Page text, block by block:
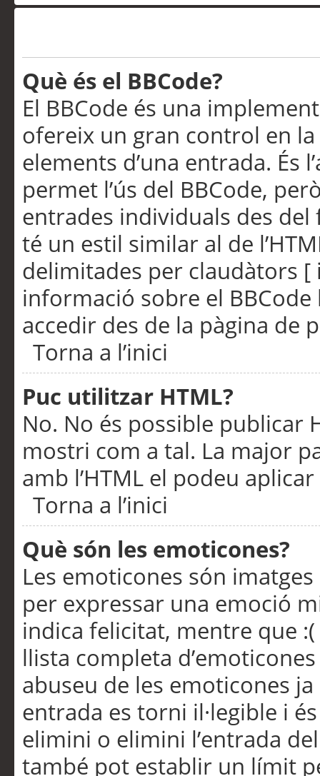
Què és el BBCode?
El BBCode és una
ofereix un gran control en
elements d’una entrada. És
permet l’ús del BBCode,
entrades individuals des
té un estil similar al de
delimitades per claudàtors [
informació sobre el
accedir des de la pàgina de
Torna a l’inici
Puc utilitzar HTML?
No. No és possible publicar
mostri com a tal. La major
amb l’HTML el podeu
Torna a l’inici
Què són les emoticones?
Les emoticones són
per expressar una emoció
indica felicitat, mentre que
llista completa
abuseu de les emoticones
entrada es torni il·legible i
elimini o elimini l’entrada
també pot establir un límit